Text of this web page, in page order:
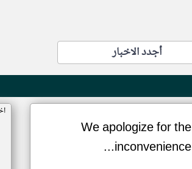
أجدد الاخبار
We apologize for the
inconvenience...